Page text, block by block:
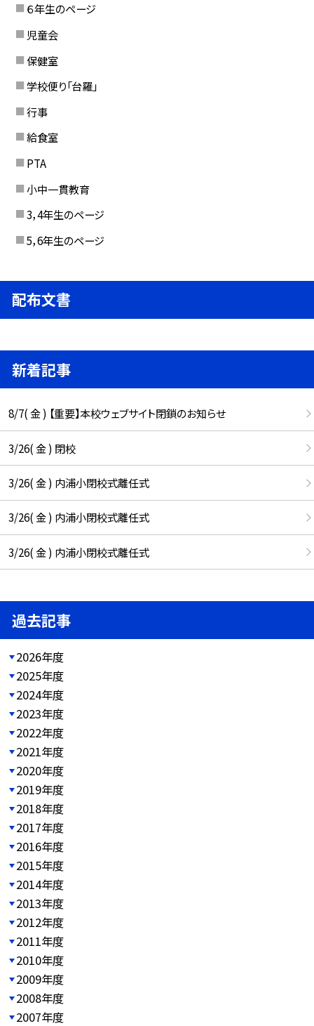
６年生のページ
児童会
保健室
学校便り「台羅」
行事
給食室
PTA
小中一貫教育
3，4年生のページ
5，6年生のページ
配布文書
新着記事
8/7( 金 ) 【重要】本校ウェブサイト閉鎖のお知らせ
3/26( 金 ) 閉校
3/26( 金 ) 内浦小閉校式離任式
3/26( 金 ) 内浦小閉校式離任式
3/26( 金 ) 内浦小閉校式離任式
過去記事
2026年度
2025年度
2024年度
2023年度
2022年度
2021年度
2020年度
2019年度
2018年度
2017年度
2016年度
2015年度
2014年度
2013年度
2012年度
2011年度
2010年度
2009年度
2008年度
2007年度